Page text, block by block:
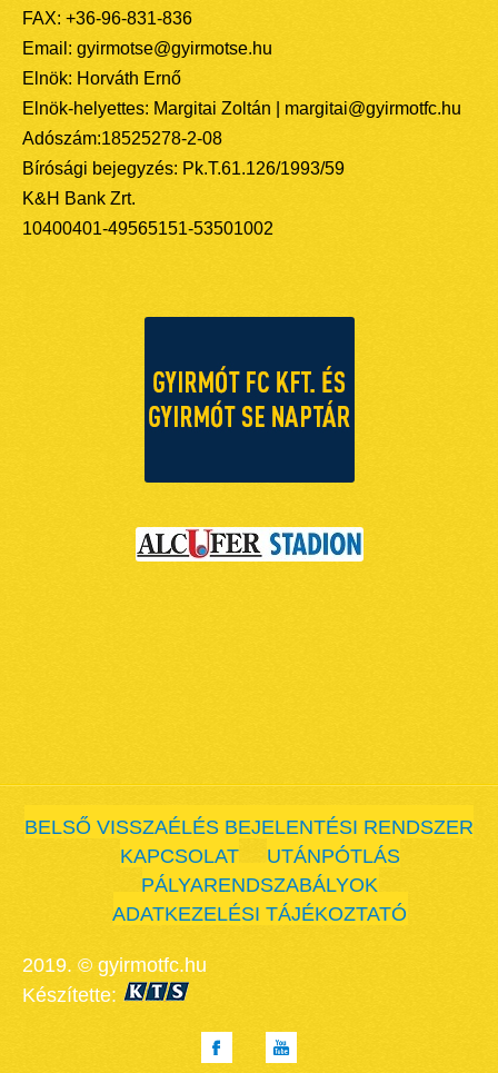
FAX: +36-96-831-836
Email: gyirmotse@gyirmotse.hu
Elnök: Horváth Ernő
Elnök-helyettes: Margitai Zoltán | margitai@gyirmotfc.hu
Adószám:18525278-2-08
Bírósági bejegyzés: Pk.T.61.126/1993/59
K&H Bank Zrt.
10400401-49565151-53501002
BELSŐ VISSZAÉLÉS BEJELENTÉSI RENDSZER
KAPCSOLAT
UTÁNPÓTLÁS
PÁLYARENDSZABÁLYOK
ADATKEZELÉSI TÁJÉKOZTATÓ
2019. © gyirmotfc.hu
Készítette: